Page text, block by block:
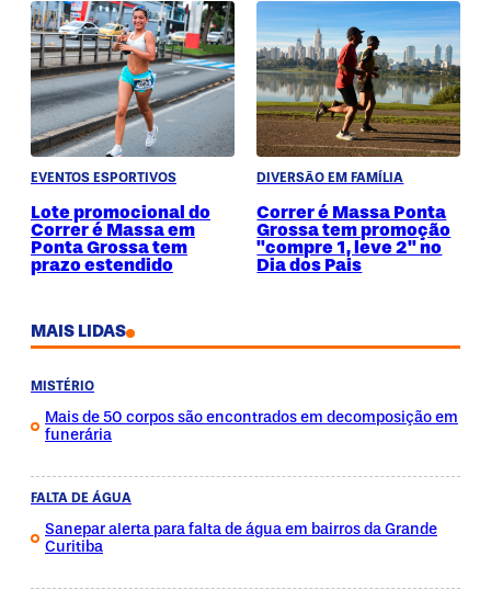
EVENTOS ESPORTIVOS
Lote promocional do
Correr é Massa em
Ponta Grossa tem
prazo estendido
DIVERSÃO EM FAMÍLIA
Correr é Massa Ponta
Grossa tem promoção
"compre 1, leve 2" no
Dia dos Pais
MAIS LIDAS
MISTÉRIO
Mais de 50 corpos são encontrados em decomposição em
funerária
FALTA DE ÁGUA
Sanepar alerta para falta de água em bairros da Grande
Curitiba